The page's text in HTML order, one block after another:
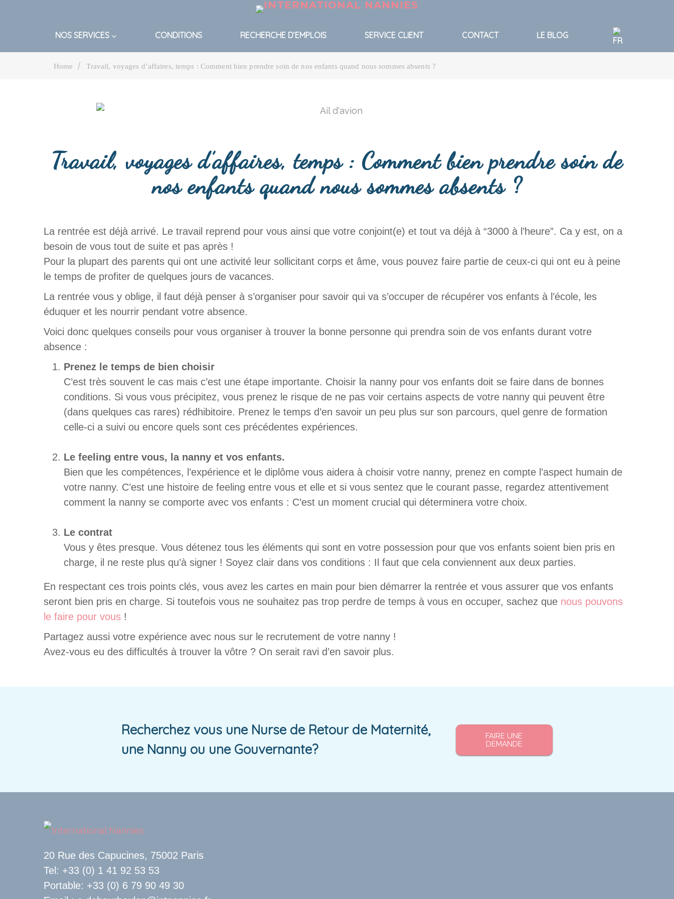
NOS SERVICES CONDITIONS RECHERCHE D’EMPLOIS SERVICE CLIENT CONTACT LE BLOG
Home | Travail, voyages d’affaires, temps : Comment bien prendre soin de nos enfants quand nous sommes absents ?
Travail, voyages d’affaires, temps : Comment bien prendre soin de
nos enfants quand nous sommes absents ?
La rentrée est déjà arrivé. Le travail reprend pour vous ainsi que votre conjoint(e) et tout va déjà à “3000 à l’heure”. Ca y est, on a
besoin de vous tout de suite et pas après !
Pour la plupart des parents qui ont une activité leur sollicitant corps et âme, vous pouvez faire partie de ceux-ci qui ont eu à peine
le temps de profiter de quelques jours de vacances.
La rentrée vous y oblige, il faut déjà penser à s’organiser pour savoir qui va s’occuper de récupérer vos enfants à l’école, les
éduquer et les nourrir pendant votre absence.
Voici donc quelques conseils pour vous organiser à trouver la bonne personne qui prendra soin de vos enfants durant votre
absence :
Prenez le temps de bien choisir
C’est très souvent le cas mais c’est une étape importante. Choisir la nanny pour vos enfants doit se faire dans de bonnes
conditions. Si vous vous précipitez, vous prenez le risque de ne pas voir certains aspects de votre nanny qui peuvent être
(dans quelques cas rares) rédhibitoire. Prenez le temps d’en savoir un peu plus sur son parcours, quel genre de formation
celle-ci a suivi ou encore quels sont ces précédentes expériences.
Le feeling entre vous, la nanny et vos enfants.
Bien que les compétences, l’expérience et le diplôme vous aidera à choisir votre nanny, prenez en compte l’aspect humain de
votre nanny. C’est une histoire de feeling entre vous et elle et si vous sentez que le courant passe, regardez attentivement
comment la nanny se comporte avec vos enfants : C’est un moment crucial qui déterminera votre choix.
Le contrat
Vous y êtes presque. Vous détenez tous les éléments qui sont en votre possession pour que vos enfants soient bien pris en
charge, il ne reste plus qu’à signer ! Soyez clair dans vos conditions : Il faut que cela conviennent aux deux parties.
En respectant ces trois points clés, vous avez les cartes en main pour bien démarrer la rentrée et vous assurer que vos enfants
seront bien pris en charge. Si toutefois vous ne souhaitez pas trop perdre de temps à vous en occuper, sachez que nous pouvons
le faire pour vous !
Partagez aussi votre expérience avec nous sur le recrutement de votre nanny !
Avez-vous eu des difficultés à trouver la vôtre ? On serait ravi d’en savoir plus.
Recherchez vous une Nurse de Retour de Maternité,
une Nanny ou une Gouvernante?
FAIRE UNE
DEMANDE
20 Rue des Capucines, 75002 Paris
Tel: +33 (0) 1 41 92 53 53
Portable: +33 (0) 6 79 90 49 30